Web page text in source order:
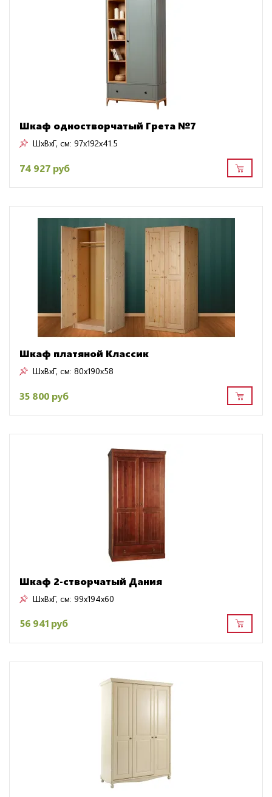
Шкаф одностворчатый Грета №7
ШxВxГ, см: 97x192x41.5
74 927 руб
Шкаф платяной Классик
ШxВxГ, см: 80x190x58
35 800 руб
Шкаф 2-створчатый Дания
ШxВxГ, см: 99x194x60
56 941 руб